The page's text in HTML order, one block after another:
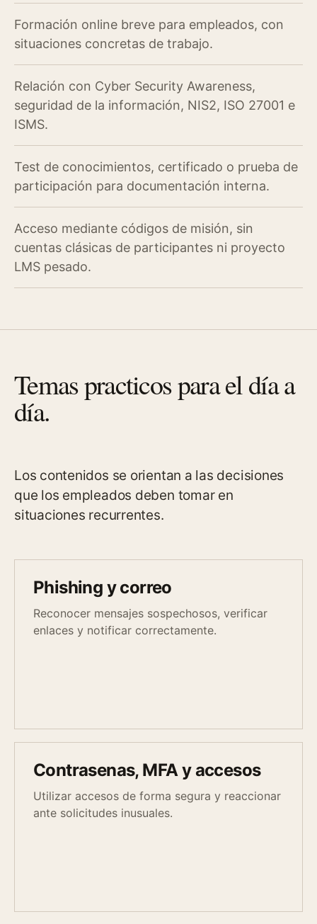
Formación online breve para empleados, con
situaciones concretas de trabajo.
Relación con Cyber Security Awareness,
seguridad de la información, NIS2, ISO 27001 e
ISMS.
Test de conocimientos, certificado o prueba de
participación para documentación interna.
Acceso mediante códigos de misión, sin
cuentas clásicas de participantes ni proyecto
LMS pesado.
Temas practicos para el día a
día.
Los contenidos se orientan a las decisiones
que los empleados deben tomar en
situaciones recurrentes.
Phishing y correo
Reconocer mensajes sospechosos, verificar
enlaces y notificar correctamente.
Contrasenas, MFA y accesos
Utilizar accesos de forma segura y reaccionar
ante solicitudes inusuales.